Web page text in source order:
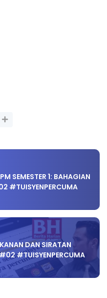
SEMESTER 1: BAHAGIAN
#TUISYENPERCUMA
DAN SIRATAN
#TUISYENPERCUMA